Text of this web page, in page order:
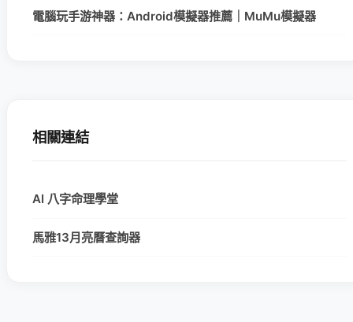
電腦玩手游神器：Android模擬器推薦｜MuMu模擬器
相關連結
AI 八字命理學堂
馬雅13月亮曆查詢器